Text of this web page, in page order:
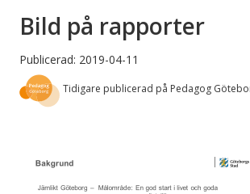
Bild på rapporter
Publicerad: 2019-04-11
Tidigare publicerad på Pedagog